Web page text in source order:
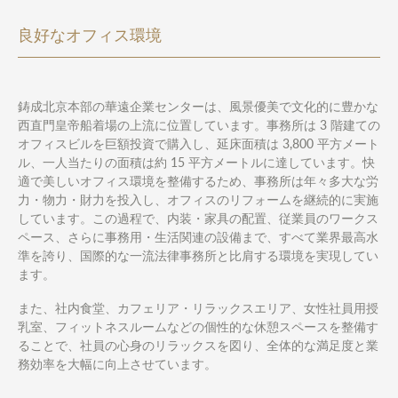
良好なオフィス環境
鋳成北京本部の華遠企業センターは、風景優美で文化的に豊かな
西直門皇帝船着場の上流に位置しています。事務所は 3 階建ての
オフィスビルを巨額投資で購入し、延床面積は 3,800 平方メート
ル、一人当たりの面積は約 15 平方メートルに達しています。快
適で美しいオフィス環境を整備するため、事務所は年々多大な労
力・物力・財力を投入し、オフィスのリフォームを継続的に実施
しています。この過程で、内装・家具の配置、従業員のワークス
ペース、さらに事務用・生活関連の設備まで、すべて業界最高水
準を誇り、国際的な一流法律事務所と比肩する環境を実現してい
ます。
また、社内食堂、カフェリア・リラックスエリア、女性社員用授
乳室、フィットネスルームなどの個性的な休憩スペースを整備す
ることで、社員の心身のリラックスを図り、全体的な満足度と業
務効率を大幅に向上させています。